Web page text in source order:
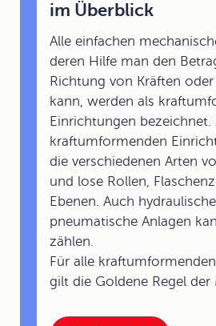
im Überblick
Alle einfachen
deren Hilfe man den
Richtung von Kräften
kann, werden als
Einrichtungen bezeichnet.
kraftumformenden
die verschiedenen Arten
und lose Rollen,
Ebenen. Auch
pneumatische Anlagen
zählen.
Für alle
gilt die Goldene Regel der